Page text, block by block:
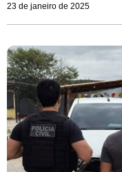
23 de janeiro de 2025